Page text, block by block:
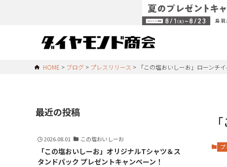
HOME
ブログ プレスリリース 「この塩おいしーお」ローンチ
最近の投稿
2026.08.01 この塩おいしーお
「この塩おいしーお」オリジナルTシャツ＆ス
タンドパック プレゼントキャンペーン！